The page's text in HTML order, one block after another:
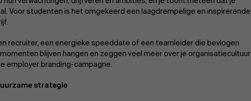
Voor studenten is het omgekeerd een laagdrempelige en inspirerende
recruiter, een energieke speeddate of een teamleider die bevlogen
momenten blijven hangen en zeggen veel meer over je organisatiecultuur
employer branding-campagne.
strategie